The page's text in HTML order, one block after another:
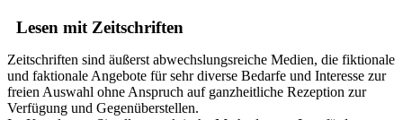
Lesen mit Zeitschriften
Zeitschriften sind äußerst abwechslungsreiche Medien, die fiktionale
und faktionale Angebote für sehr diverse Bedarfe und Interesse zur
freien Auswahl ohne Anspruch auf ganzheitliche Rezeption zur
Verfügung und Gegenüberstellen.